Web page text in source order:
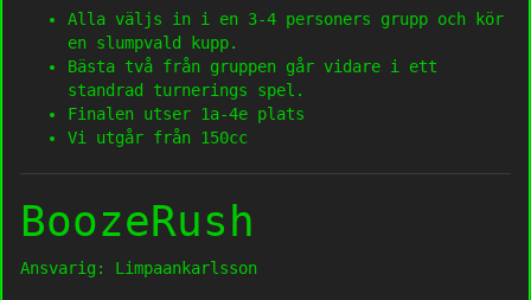
Alla väljs in i en 3-4 personers grupp och kör
en slumpvald kupp.
Bästa två från gruppen går vidare i ett
standrad turnerings spel.
Finalen utser 1a-4e plats
Vi utgår från 150cc
BoozeRush
Ansvarig: Limpaankarlsson